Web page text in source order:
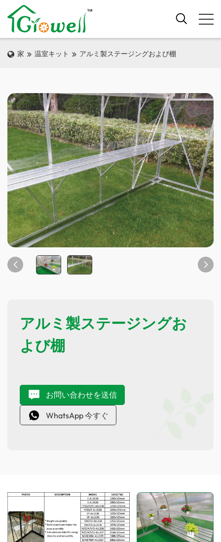
家 温室キット アルミ製ステージングおよび棚
アルミ製ステージングお
よび棚
お問い合わせを送信
WhatsApp 今すぐ